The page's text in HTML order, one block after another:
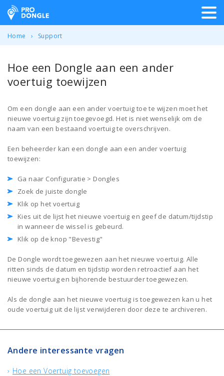
ProDongle Track & Trace
Home Support
Hoe een Dongle aan een ander
voertuig toewijzen
Om een dongle aan een ander voertuig toe te wijzen moet het
nieuwe voertuig zijn toegevoegd. Het is niet wenselijk om de
naam van een bestaand voertuig te overschrijven.
Een beheerder kan een dongle aan een ander voertuig
toewijzen:
Ga naar Configuratie > Dongles
Zoek de juiste dongle
Klik op het voertuig
Kies uit de lijst het nieuwe voertuig en geef de datum/tijdstip
in wanneer de wissel is gebeurd.
Klik op de knop "Bevestig"
De Dongle wordt toegewezen aan het nieuwe voertuig. Alle
ritten sinds de datum en tijdstip worden retroactief aan het
nieuwe voertuig en bijhorende bestuurder toegewezen.
Als de dongle aan het nieuwe voertuig is toegewezen kan u het
oude voertuig uit de lijst verwijderen door deze te archiveren.
Andere interessante vragen
Hoe een Voertuig toevoegen